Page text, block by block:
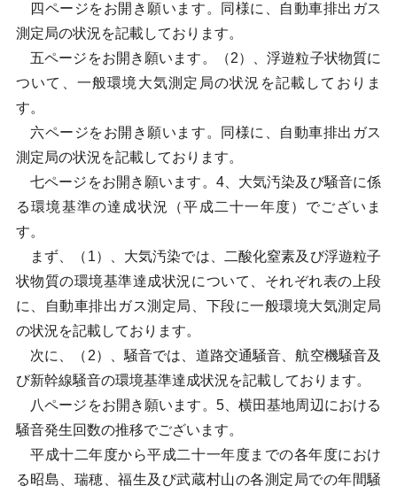
四ページをお開き願います。同様に、自動車排出ガス
測定局の状況を記載しております。
五ページをお開き願います。（2）、浮遊粒子状物質に
ついて、一般環境大気測定局の状況を記載しておりま
す。
六ページをお開き願います。同様に、自動車排出ガス
測定局の状況を記載しております。
七ページをお開き願います。4、大気汚染及び騒音に係
る環境基準の達成状況（平成二十一年度）でございま
す。
まず、（1）、大気汚染では、二酸化窒素及び浮遊粒子
状物質の環境基準達成状況について、それぞれ表の上段
に、自動車排出ガス測定局、下段に一般環境大気測定局
の状況を記載しております。
次に、（2）、騒音では、道路交通騒音、航空機騒音及
び新幹線騒音の環境基準達成状況を記載しております。
八ページをお開き願います。5、横田基地周辺における
騒音発生回数の推移でございます。
平成十二年度から平成二十一年度までの各年度におけ
る昭島、瑞穂、福生及び武蔵村山の各測定局での年間騒